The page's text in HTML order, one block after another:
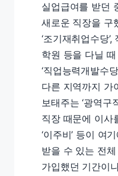
실업급여를 받던
새로운 직장을 구
‘조기재취업수당
학원 등을 다닐
‘직업능력개발수
다른 지역까지 가
보태주는 ‘광역구
직장 때문에 이사
‘이주비’ 등이 여
받을 수 있는 전
가입했던 기간이